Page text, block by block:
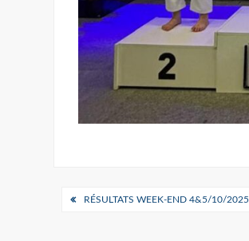
Navigation
RÉSULTATS WEEK-END 4&5/10/2025